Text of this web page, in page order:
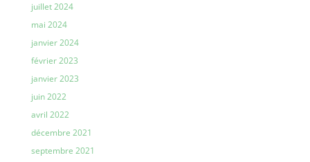
juillet 2024
mai 2024
janvier 2024
février 2023
janvier 2023
juin 2022
avril 2022
décembre 2021
septembre 2021